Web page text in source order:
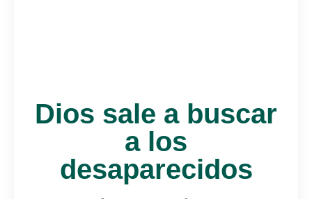
Dios sale a buscar
a los
desaparecidos